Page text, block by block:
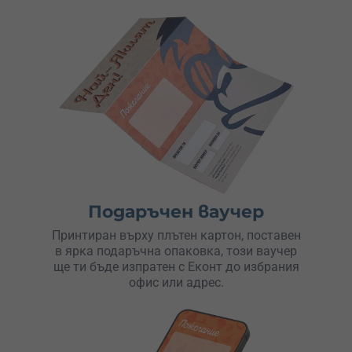
Подаръчен ваучер
Принтиран върху плътен картон, поставен
в ярка подаръчна опаковка, този ваучер
ще ти бъде изпратен с Еконт до избрания
офис или адрес.